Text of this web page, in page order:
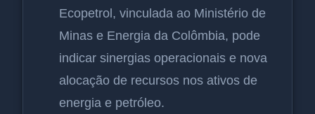
Ecopetrol, vinculada ao Ministério de
Minas e Energia da Colômbia, pode
indicar sinergias operacionais e nova
alocação de recursos nos ativos de
energia e petróleo.